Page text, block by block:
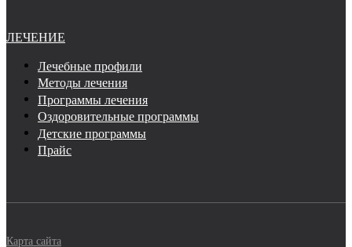
ЛЕЧЕНИЕ
Лечебные профили
Методы лечения
Программы лечения
Оздоровительные программы
Детские программы
Прайс
Карта сайта